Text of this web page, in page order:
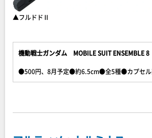
▲フルドドⅡ
機動戦士ガンダム MOBILE SUIT ENSEMBLE 8
●500円、8月予定●約6.5cm●全5種●カプセル